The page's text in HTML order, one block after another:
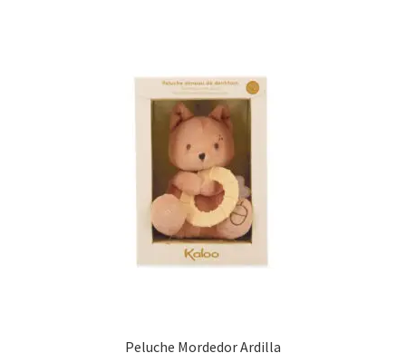
Peluche Mordedor Ardilla